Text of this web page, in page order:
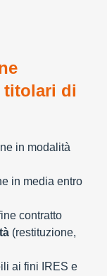
titolari di
in modalità
in media entro
contratto
(restituzione,
ai fini IRES e